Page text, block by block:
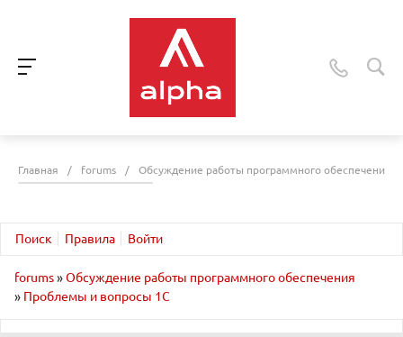
Главная / forums / Обсуждение работы программного обеспечения
Поиск Правила Войти
forums »Обсуждение работы программного обеспечения
» Проблемы и вопросы 1С